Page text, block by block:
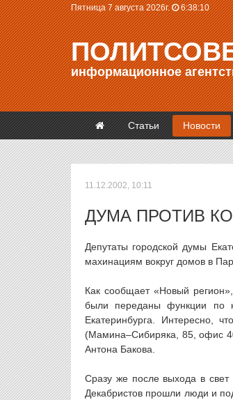
Пятница 7 августа 2026г. 6:38:11
информационное
Статьи Новости
11.12.2002, 10:11
ДУМА ПРОТИВ
Депутаты городской думы
махинациям вокруг домов в
Как сообщает «Новый
были переданы функции по
Екатеринбурга. Интересно,
(Мамина–Сибиряка, 85, офис
Антона Бакова.
Сразу же после выхода в свет
Декабристов прошли люди и